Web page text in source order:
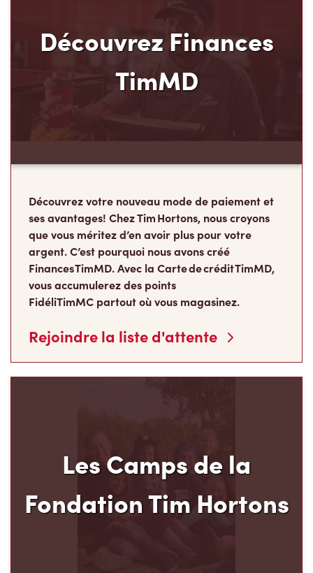
Découvrez Finances
TimMD
Découvrez votre nouveau mode de paiement et
ses avantages! Chez Tim Hortons, nous croyons
que vous méritez d’en avoir plus pour votre
argent. C’est pourquoi nous avons créé
Finances TimMD. Avec la Carte de crédit TimMD,
vous accumulerez des points
FidéliTimMC partout où vous magasinez.
Rejoindre la liste d'attente
Les Camps de la
Fondation Tim Hortons